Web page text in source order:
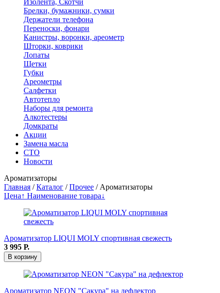
Изолента, Скотчи
Брелки, бумажники, сумки
Держатели телефона
Переноски, фонари
Канистры, воронки, ареометр
Шторки, коврики
Лопаты
Щетки
Губки
Ареометры
Салфетки
Автотепло
Наборы для ремонта
Алкотестеры
Домкраты
Акции
Замена масла
СТО
Новости
Ароматизаторы
Главная /Каталог /Прочее / Ароматизаторы
Цена↑ Наименование товара↓
Ароматизатор LIQUI MOLY спортивная свежесть
3 995 Р.
В корзину
Ароматизатор NEON "Сакура" на дефлектор